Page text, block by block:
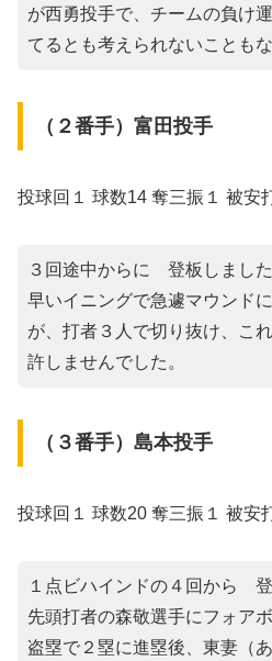
が西勇投手で、チームの負け
てるとも考えられないこともな
（２番手）富田投手
投球回１ 球数14 奪三振１ 被安
３回途中からに゙登板しました
早いイニングで急遽マウンド
が、打者３人で切り抜け、こ
許しませんでした。
（３番手）島本投手
投球回１ 球数20 奪三振１ 被安
１点ビハインドの４回から゙登
先頭打者の森敬選手にフォア
盗塁で２塁に進塁後、東妻（